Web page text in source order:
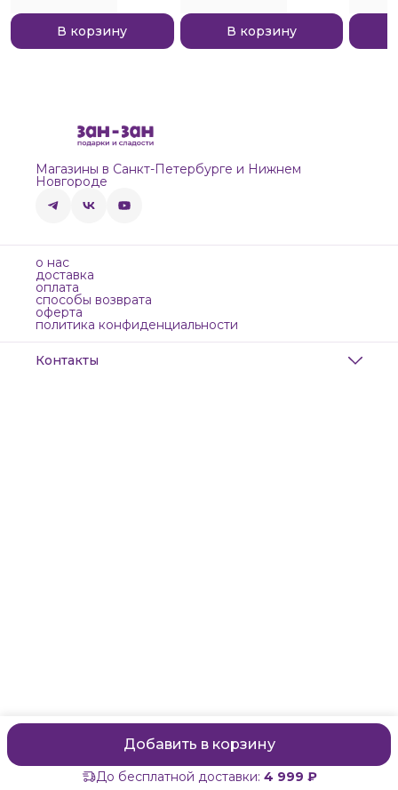
Добавить в корзину
До бесплатной доставки: 4 999 ₽
В корзину В корзину
Магазины в Санкт-Петербурге и Нижнем
Новгороде
о нас
доставка
оплата
способы возврата
оферта
политика конфиденциальности
Контакты